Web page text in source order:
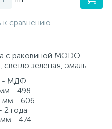
к сравнению
с раковиной MODO
зеленая, эмаль
- МДФ
- 498
- 606
2 года
мм - 474